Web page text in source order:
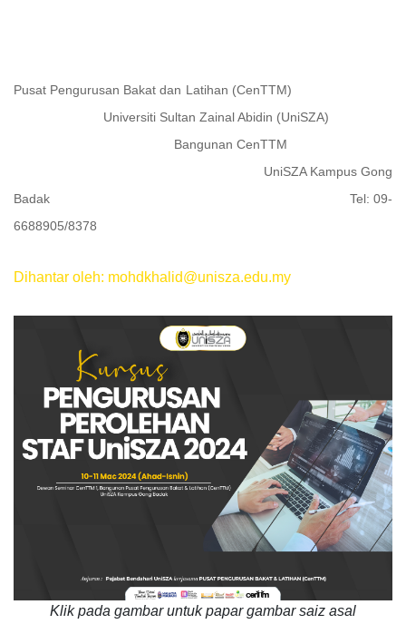
Pusat Pengurusan Bakat dan Latihan (CenTTM)
Universiti Sultan Zainal Abidin (UniSZA)
Bangunan CenTTM
UniSZA Kampus Gong
Badak Tel: 09-
6688905/8378
Dihantar oleh: mohdkhalid@unisza.edu.my
Klik pada gambar untuk papar gambar saiz asal